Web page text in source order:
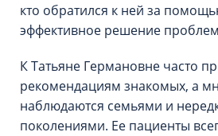
кто обратился к ней за
эффективное решение
К Татьяне Германовне часто
рекомендациям знакомых, а
наблюдаются семьями и
поколениями. Ее пациенты